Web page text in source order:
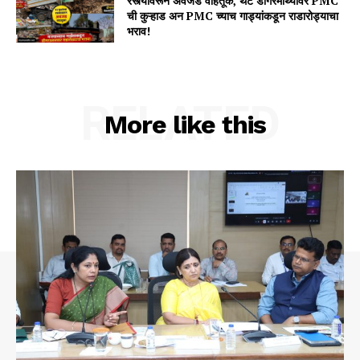
ची कुऱ्हाड अन PMC च्याच गाड्यांकडून राडारोड्याचा
भराव!
More like this
RELATED